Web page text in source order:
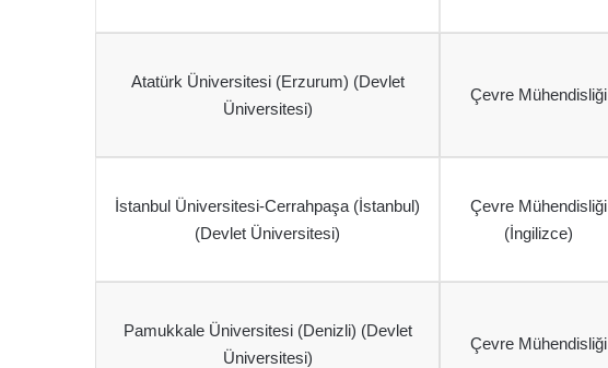
Atatürk Üniversitesi (Erzurum) (Devlet
Üniversitesi)
Çevre Mühendisliği
İstanbul Üniversitesi-Cerrahpaşa (İstanbul)
(Devlet Üniversitesi)
Çevre Mühendisliği
(İngilizce)
Pamukkale Üniversitesi (Denizli) (Devlet
Üniversitesi)
Çevre Mühendisliği